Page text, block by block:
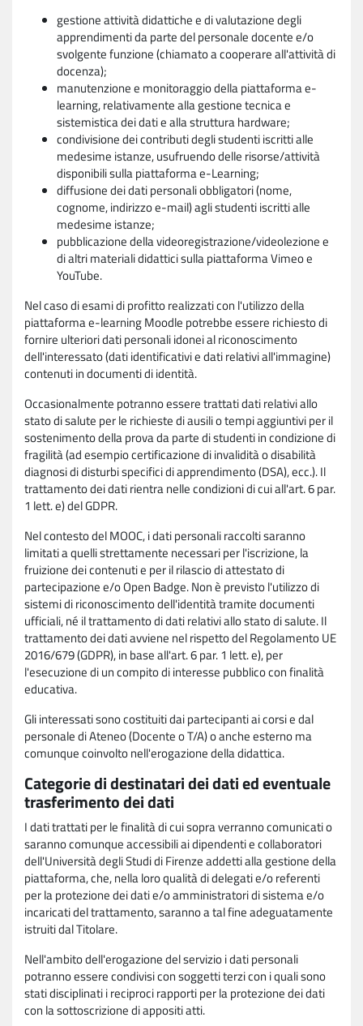
gestione attività didattiche e di valutazione degli
apprendimenti da parte del personale docente e/o
svolgente funzione (chiamato a cooperare all'attività di
docenza);
manutenzione e monitoraggio della piattaforma e-
learning, relativamente alla gestione tecnica e
sistemistica dei dati e alla struttura hardware;
condivisione dei contributi degli studenti iscritti alle
medesime istanze, usufruendo delle risorse/attività
disponibili sulla piattaforma e-Learning;
diffusione dei dati personali obbligatori (nome,
cognome, indirizzo e-mail) agli studenti iscritti alle
medesime istanze;
pubblicazione della videoregistrazione/videolezione e
di altri materiali didattici sulla piattaforma Vimeo e
YouTube.
Nel caso di esami di profitto realizzati con l'utilizzo della
piattaforma e-learning Moodle potrebbe essere richiesto di
fornire ulteriori dati personali idonei al riconoscimento
dell'interessato (dati identificativi e dati relativi all'immagine)
contenuti in documenti di identità.
Occasionalmente potranno essere trattati dati relativi allo
stato di salute per le richieste di ausili o tempi aggiuntivi per il
sostenimento della prova da parte di studenti in condizione di
fragilità (ad esempio certificazione di invalidità o disabilità
diagnosi di disturbi specifici di apprendimento (DSA), ecc.). Il
trattamento dei dati rientra nelle condizioni di cui all'art. 6 par.
1 lett. e) del GDPR.
Nel contesto del MOOC, i dati personali raccolti saranno
limitati a quelli strettamente necessari per l'iscrizione, la
fruizione dei contenuti e per il rilascio di attestato di
partecipazione e/o Open Badge. Non è previsto l'utilizzo di
sistemi di riconoscimento dell'identità tramite documenti
ufficiali, né il trattamento di dati relativi allo stato di salute. Il
trattamento dei dati avviene nel rispetto del Regolamento UE
2016/679 (GDPR), in base all'art. 6 par. 1 lett. e), per
l'esecuzione di un compito di interesse pubblico con finalità
educativa.
Gli interessati sono costituiti dai partecipanti ai corsi e dal
personale di Ateneo (Docente o T/A) o anche esterno ma
comunque coinvolto nell'erogazione della didattica.
Categorie di destinatari dei dati ed eventuale
trasferimento dei dati
I dati trattati per le finalità di cui sopra verranno comunicati o
saranno comunque accessibili ai dipendenti e collaboratori
dell'Università degli Studi di Firenze addetti alla gestione della
piattaforma, che, nella loro qualità di delegati e/o referenti
per la protezione dei dati e/o amministratori di sistema e/o
incaricati del trattamento, saranno a tal fine adeguatamente
istruiti dal Titolare.
Nell'ambito dell'erogazione del servizio i dati personali
potranno essere condivisi con soggetti terzi con i quali sono
stati disciplinati i reciproci rapporti per la protezione dei dati
con la sottoscrizione di appositi atti.